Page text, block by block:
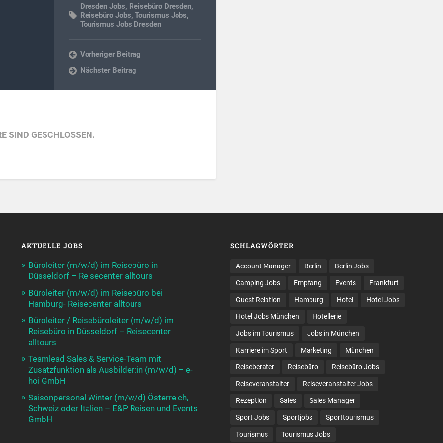
Dresden Jobs, Reisebüro Dresden,
Reisebüro Jobs,Tourismus Jobs,
Tourismus Jobs Dresden
Vorheriger Beitrag
Nächster Beitrag
SIND GESCHLOSSEN.
AKTUELLE JOBS
Büroleiter (m/w/d) im Reisebüro in
Düsseldorf – Reisecenter alltours
Büroleiter (m/w/d) im Reisebüro bei
Hamburg- Reisecenter alltours
Büroleiter / Reisebüroleiter (m/w/d) im
Reisebüro in Düsseldorf – Reisecenter
alltours
Teamlead Sales & Service-Team mit
Zusatzfunktion als Ausbilder:in (m/w/d) – e-
hoi GmbH
Saisonpersonal Winter (m/w/d) Österreich,
Schweiz oder Italien – E&P Reisen und Events
GmbH
SCHLAGWÖRTER
Account Manager Berlin Berlin Jobs
Camping Jobs Empfang Events Frankfurt
Guest Relation Hamburg Hotel Hotel Jobs
Hotel Jobs München Hotellerie
Jobs im Tourismus Jobs in München
Karriere im Sport Marketing München
Reiseberater Reisebüro Reisebüro Jobs
Reiseveranstalter Reiseveranstalter Jobs
Rezeption Sales Sales Manager
Sport Jobs Sportjobs Sporttourismus
Tourismus Tourismus Jobs